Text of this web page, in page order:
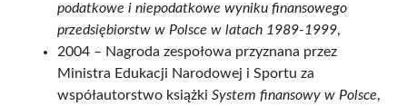
podatkowe i niepodatkowe wyniku finansowego
przedsiębiorstw w Polsce w latach 1989-1999,
2004 – Nagroda zespołowa przyznana przez
Ministra Edukacji Narodowej i Sportu za
współautorstwo książki System finansowy w Polsce,